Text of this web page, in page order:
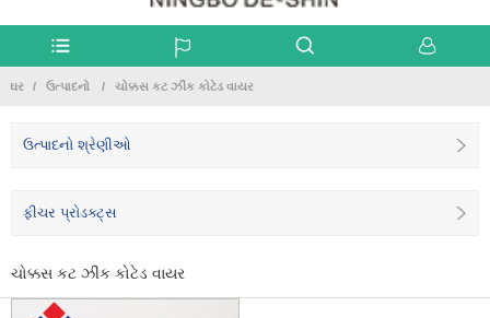
ઘર ઉત્પાદનો ચોક્કસ કટ ઝીંક કોટેડ વાયર
ઉત્પાદનો શ્રેણીઓ
ફીચર પ્રોડક્ટ્સ
ચોક્કસ કટ ઝીંક કોટેડ વાયર